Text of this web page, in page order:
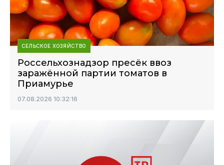
СЕЛЬСКОЕ ХОЗЯЙСТВО
Россельхознадзор пресёк ввоз
заражённой партии томатов в
Приамурье
07.08.2026 10:32:16